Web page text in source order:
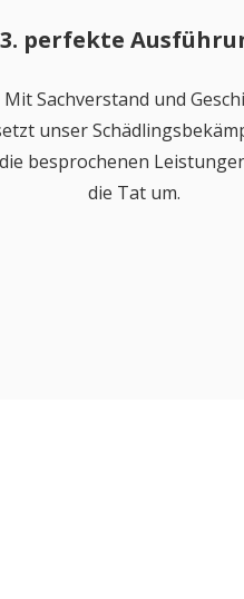
3. perfekte
Mit Sachverstand und
unser
die besprochenen
die Tat um.